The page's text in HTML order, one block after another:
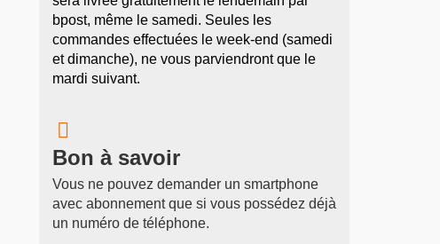
bpost, même le samedi. Seules les
commandes effectuées le week-end (samedi
et dimanche), ne vous parviendront que le
mardi suivant.

Bon à savoir
Vous ne pouvez demander un smartphone
avec abonnement que si vous possédez déjà
un numéro de téléphone.